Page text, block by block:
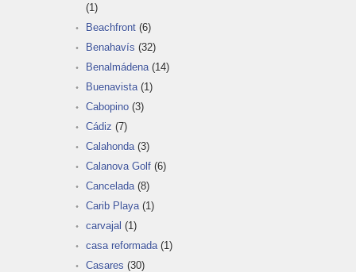
(1)
Beachfront (6)
Benahavís (32)
Benalmádena (14)
Buenavista (1)
Cabopino (3)
Cádiz (7)
Calahonda (3)
Calanova Golf (6)
Cancelada (8)
Carib Playa (1)
carvajal (1)
casa reformada (1)
Casares (30)